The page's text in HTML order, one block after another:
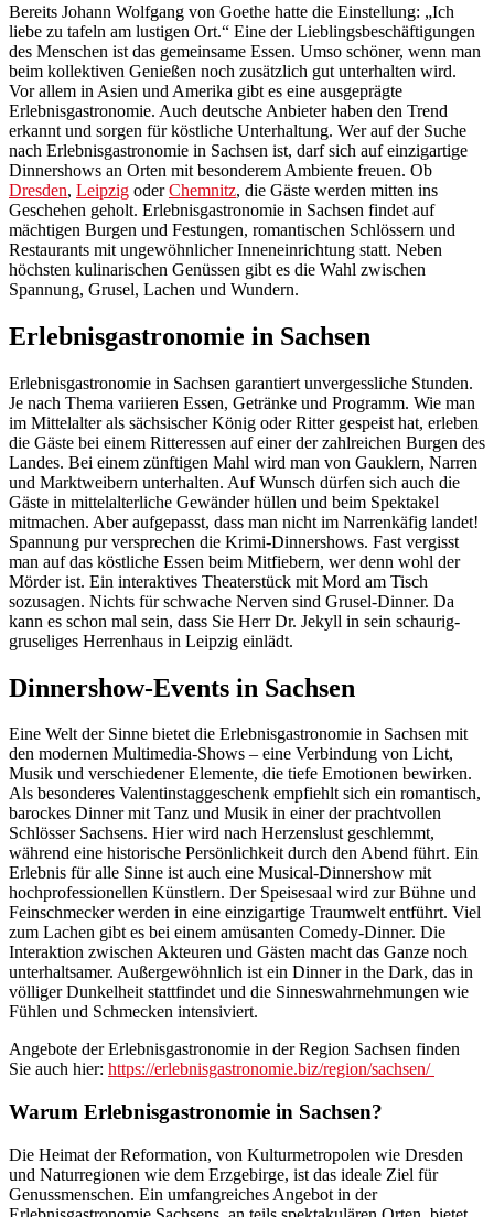
Bereits Johann Wolfgang von Goethe hatte die Einstellung: „Ich
liebe zu tafeln am lustigen Ort.“ Eine der Lieblingsbeschäftigungen
des Menschen ist das gemeinsame Essen. Umso schöner, wenn man
beim kollektiven Genießen noch zusätzlich gut unterhalten wird.
Vor allem in Asien und Amerika gibt es eine ausgeprägte
Erlebnisgastronomie. Auch deutsche Anbieter haben den Trend
erkannt und sorgen für köstliche Unterhaltung. Wer auf der Suche
nach Erlebnisgastronomie in Sachsen ist, darf sich auf einzigartige
Dinnershows an Orten mit besonderem Ambiente freuen. Ob
Dresden, Leipzig oderChemnitz, die Gäste werden mitten ins
Geschehen geholt. Erlebnisgastronomie in Sachsen findet auf
mächtigen Burgen und Festungen, romantischen Schlössern und
Restaurants mit ungewöhnlicher Inneneinrichtung statt. Neben
höchsten kulinarischen Genüssen gibt es die Wahl zwischen
Spannung, Grusel, Lachen und Wundern.
Erlebnisgastronomie in Sachsen
Erlebnisgastronomie in Sachsen garantiert unvergessliche Stunden.
Je nach Thema variieren Essen, Getränke und Programm. Wie man
im Mittelalter als sächsischer König oder Ritter gespeist hat, erleben
die Gäste bei einem Ritteressen auf einer der zahlreichen Burgen des
Landes. Bei einem zünftigen Mahl wird man von Gauklern, Narren
und Marktweibern unterhalten. Auf Wunsch dürfen sich auch die
Gäste in mittelalterliche Gewänder hüllen und beim Spektakel
mitmachen. Aber aufgepasst, dass man nicht im Narrenkäfig landet!
Spannung pur versprechen die Krimi-Dinnershows. Fast vergisst
man auf das köstliche Essen beim Mitfiebern, wer denn wohl der
Mörder ist. Ein interaktives Theaterstück mit Mord am Tisch
sozusagen. Nichts für schwache Nerven sind Grusel-Dinner. Da
kann es schon mal sein, dass Sie Herr Dr. Jekyll in sein schaurig-
gruseliges Herrenhaus in Leipzig einlädt.
Dinnershow-Events in Sachsen
Eine Welt der Sinne bietet die Erlebnisgastronomie in Sachsen mit
den modernen Multimedia-Shows – eine Verbindung von Licht,
Musik und verschiedener Elemente, die tiefe Emotionen bewirken.
Als besonderes Valentinstaggeschenk empfiehlt sich ein romantisch,
barockes Dinner mit Tanz und Musik in einer der prachtvollen
Schlösser Sachsens. Hier wird nach Herzenslust geschlemmt,
während eine historische Persönlichkeit durch den Abend führt. Ein
Erlebnis für alle Sinne ist auch eine Musical-Dinnershow mit
hochprofessionellen Künstlern. Der Speisesaal wird zur Bühne und
Feinschmecker werden in eine einzigartige Traumwelt entführt. Viel
zum Lachen gibt es bei einem amüsanten Comedy-Dinner. Die
Interaktion zwischen Akteuren und Gästen macht das Ganze noch
unterhaltsamer. Außergewöhnlich ist ein Dinner in the Dark, das in
völliger Dunkelheit stattfindet und die Sinneswahrnehmungen wie
Fühlen und Schmecken intensiviert.
Angebote der Erlebnisgastronomie in der Region Sachsen finden
Sie auch hier: https://erlebnisgastronomie.biz/region/sachsen/
Warum Erlebnisgastronomie in Sachsen?
Die Heimat der Reformation, von Kulturmetropolen wie Dresden
und Naturregionen wie dem Erzgebirge, ist das ideale Ziel für
Genussmenschen. Ein umfangreiches Angebot in der